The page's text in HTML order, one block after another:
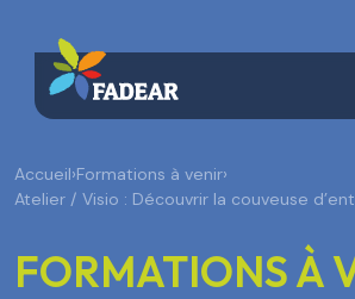
Accueil›Formations à venir›
Atelier / Visio : Découvrir la couveuse
FORMATIONS À